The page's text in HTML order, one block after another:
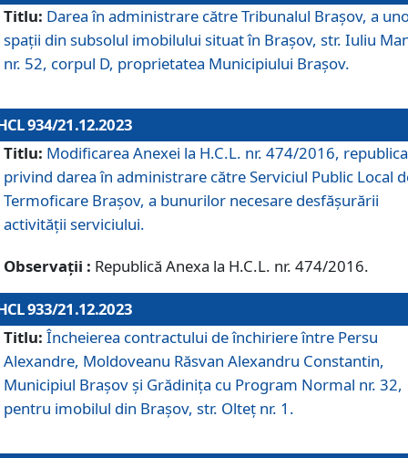
Titlu: Darea în administrare către Tribunalul Brașov, a
spații din subsolul imobilului situat în Brașov, str. Iuliu
nr. 52, corpul D, proprietatea Municipiului Brașov.
934/21.12.2023
Titlu: Modificarea Anexei la H.C.L. nr. 474/2016,
privind darea în administrare către Serviciul Public Local
Termoficare Braşov, a bunurilor necesare desfăşurării
activităţii serviciului.
Observații : Republică Anexa la H.C.L. nr. 474/2016.
933/21.12.2023
Titlu: Încheierea contractului de închiriere între Persu
Alexandre, Moldoveanu Răsvan Alexandru Constantin,
Municipiul Braşov şi Grădinița cu Program Normal nr. 32,
pentru imobilul din Brașov, str. Olteț nr. 1.